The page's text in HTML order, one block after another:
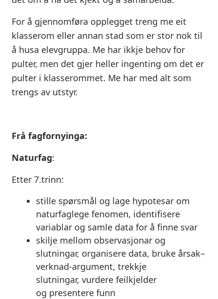
For å gjennomføra opplegget treng me eit
klasserom eller annan stad som er stor nok til
å husa elevgruppa. Me har ikkje behov for
pulter, men det gjer heller ingenting om det er
pulter i klasserommet. Me har med alt som
trengs av utstyr.
Frå fagfornyinga:
Naturfag:
Etter 7.trinn:
stille spørsmål og lage hypotesar om
naturfaglege fenomen, identifisere
variablar og samle data for å finne svar
skilje mellom observasjonar og
slutningar, organisere data, bruke årsak–
verknad-argument, trekkje
slutningar, vurdere feilkjelder
og presentere funn